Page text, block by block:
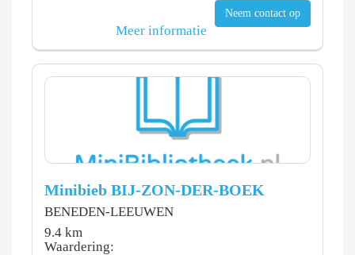
Neem contact op
Meer informatie
Minibieb BIJ-ZON-DER-BOEK
BENEDEN-LEEUWEN
9.4 km
Waardering: